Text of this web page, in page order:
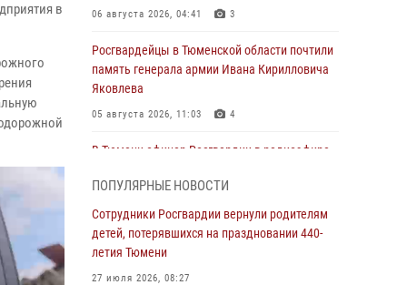
в
06 августа 2026, 04:41 3
Росгвардейцы в Тюменской области почтили
память генерала армии Ивана Кирилловича
Яковлева
05 августа 2026, 11:03 4
В Тюмени офицер Росгвардии в радиоэфире
владения оружием
05 августа 2026, 09:56 2
Военнослужащие Росгвардии сбили дрон-
ПОПУЛЯРНЫЕ НОВОСТИ
Сотрудники Росгвардии вернули родителям
детей, потерявшихся на праздновании 440-
летия Тюмени
27 июля 2026, 08:27